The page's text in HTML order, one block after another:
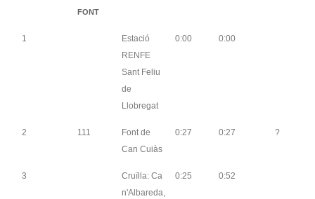
FONT
1
Estació
RENFE
Sant Feliu
de
Llobregat
0:00 0:00
2 111
Font de
Can Cuiàs
0:27 0:27 ?
3
Cruïlla: Ca
n'Albareda,
0:25 0:52